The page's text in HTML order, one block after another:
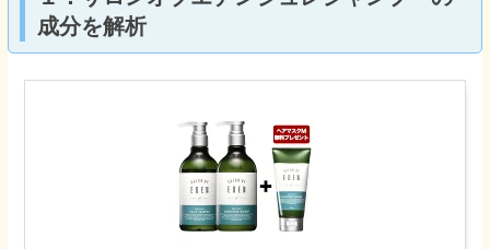
成分を解析